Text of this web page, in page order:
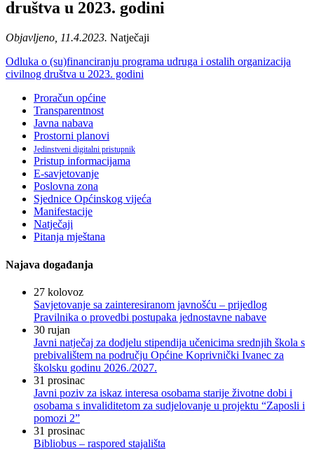
društva u 2023. godini
Objavljeno, 11.4.2023. Natječaji
Odluka o (su)financiranju programa udruga i ostalih organizacija
civilnog društva u 2023. godini
Proračun općine
Transparentnost
Javna nabava
Prostorni planovi
Jedinstveni digitalni pristupnik
Pristup informacijama
E-savjetovanje
Poslovna zona
Sjednice Općinskog vijeća
Manifestacije
Natječaji
Pitanja mještana
Najava događanja
27 kolovoz
Savjetovanje sa zainteresiranom javnošću – prijedlog
Pravilnika o provedbi postupaka jednostavne nabave
30 rujan
Javni natječaj za dodjelu stipendija učenicima srednjih škola s
prebivalištem na području Općine Koprivnički Ivanec za
školsku godinu 2026./2027.
31 prosinac
Javni poziv za iskaz interesa osobama starije životne dobi i
osobama s invaliditetom za sudjelovanje u projektu “Zaposli i
pomozi 2”
31 prosinac
Bibliobus – raspored stajališta